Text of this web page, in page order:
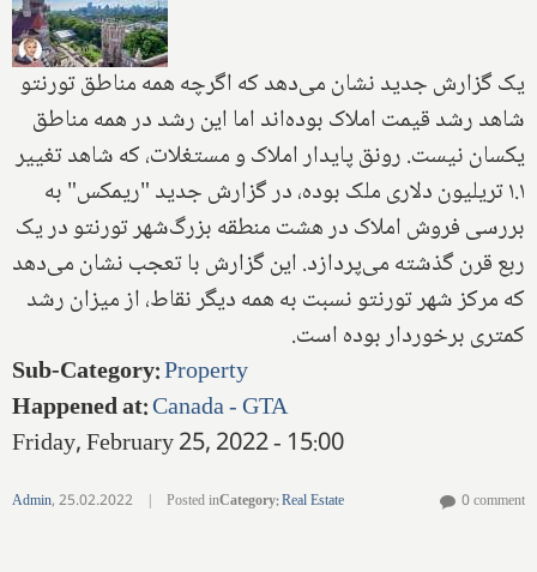
یک گزارش جدید نشان می‌دهد که اگرچه همه مناطق تورنتو
شاهد رشد قیمت املاک بوده‌اند اما این رشد در همه مناطق
یکسان نیست. رونق پایدار املاک و مستغلات، که شاهد تغییر
۱.۱ تریلیون دلاری ملک بوده، در گزارش جدید "ریمکس" به
بررسی فروش املاک در هشت منطقه بزرگ‌شهر تورنتو در یک
ربع قرن گذشته می‌پردازد. این گزارش با تعجب نشان می‌دهد
که مرکز شهر تورنتو نسبت به همه دیگر نقاط، از میزان رشد
کمتری برخوردار بوده است.
Sub-Category:Property
Happened at:Canada - GTA
Friday, February 25, 2022 - 15:00
Admin,25.02.2022 | Posted inCategory:Real Estate 0 comment